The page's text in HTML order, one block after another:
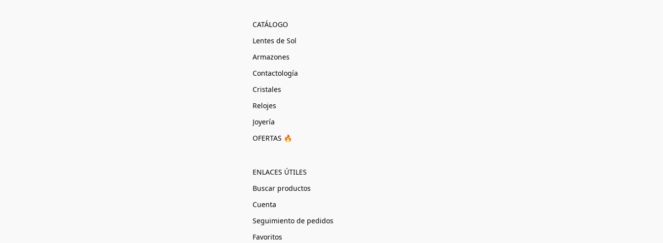
CATÁLOGO
Lentes de Sol
Armazones
Contactología
Cristales
Relojes
Joyería
OFERTAS 🔥
ENLACES ÚTILES
Buscar productos
Cuenta
Seguimiento de pedidos
Favoritos